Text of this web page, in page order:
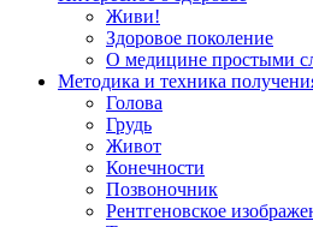
Живи!
Здоровое поколение
О медицине простыми
Методика и техника
Голова
Грудь
Живот
Конечности
Позвоночник
Рентгеновское